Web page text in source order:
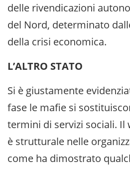
delle rivendicazioni
del Nord, determinato
della crisi economica.
L’ALTRO STATO
Si è giustamente
fase le mafie si
termini di servizi sociali. Il
è strutturale nelle
come ha dimostrato